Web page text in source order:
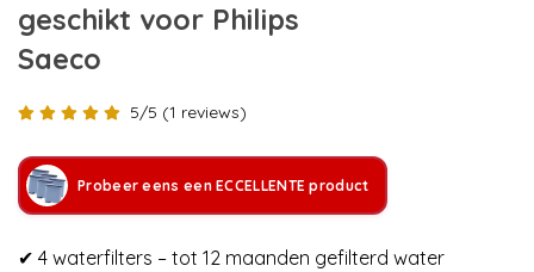
geschikt voor Philips
Saeco
5/5 (1 reviews)
Probeer eens een ECCELLENTE product
✔ 4 waterfilters – tot 12 maanden gefilterd water